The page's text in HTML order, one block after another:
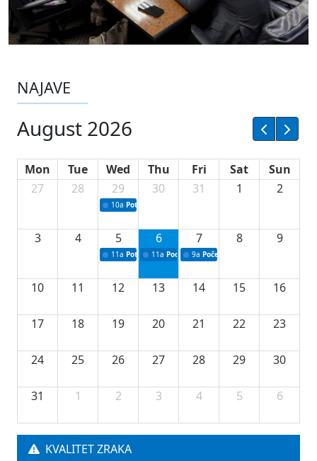
NAJAVE
August 2026
Mon Tue Wed Thu Fri Sat
Sun
27
28 29
10a Potpisivanje ugovora sa neprofitnim
30 31 1 2
3 4 5
11a Potpisivanje ugovora o stipendijama za
6
11a Podrška razvoju vodne infrastrukture u
7
9a Početak izgradnje nove
8 9
10 11 12 13 14 15 16
17 18 19 20 21 22 23
24 25 26 27 28 29 30
31 1 2 3 4 5 6
KVALITET ZRAKA